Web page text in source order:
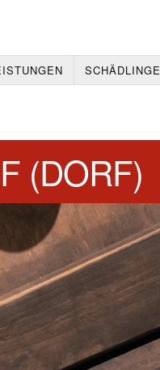
SCHÄDLINGE
(DORF)